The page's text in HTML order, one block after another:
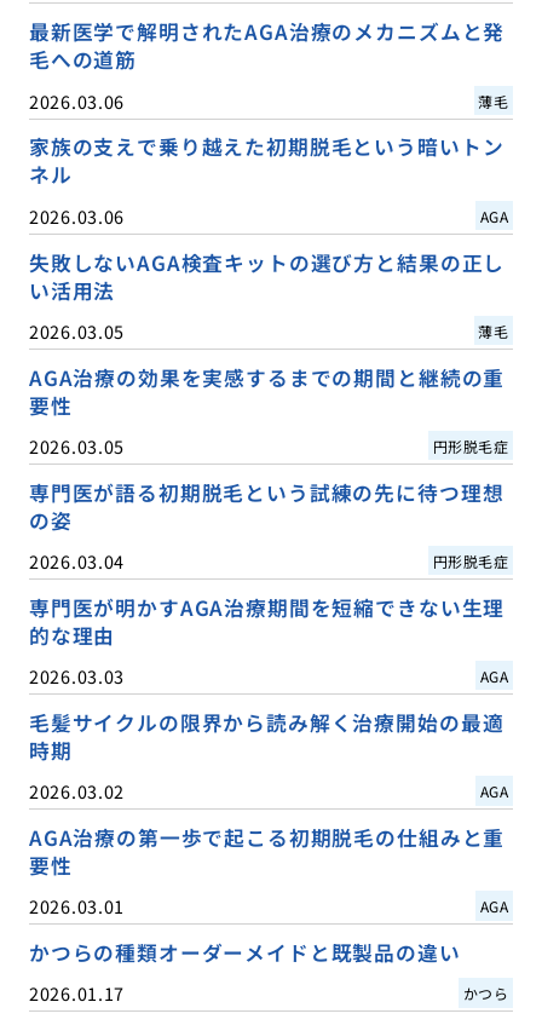
最新医学で解明されたAGA治療のメカニズムと発
毛への道筋
2026.03.06 薄毛
家族の支えで乗り越えた初期脱毛という暗いトン
ネル
2026.03.06 AGA
失敗しないAGA検査キットの選び方と結果の正し
い活用法
2026.03.05 薄毛
AGA治療の効果を実感するまでの期間と継続の重
要性
2026.03.05 円形脱毛症
専門医が語る初期脱毛という試練の先に待つ理想
の姿
2026.03.04 円形脱毛症
専門医が明かすAGA治療期間を短縮できない生理
的な理由
2026.03.03 AGA
毛髪サイクルの限界から読み解く治療開始の最適
時期
2026.03.02 AGA
AGA治療の第一歩で起こる初期脱毛の仕組みと重
要性
2026.03.01 AGA
かつらの種類オーダーメイドと既製品の違い
2026.01.17 かつら